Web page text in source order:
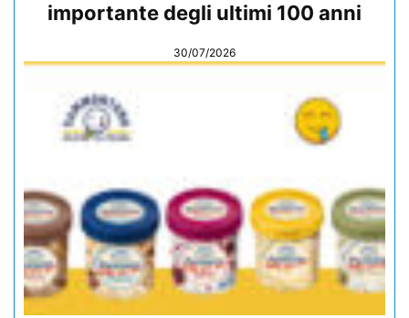
importante degli ultimi 100 anni
30/07/2026